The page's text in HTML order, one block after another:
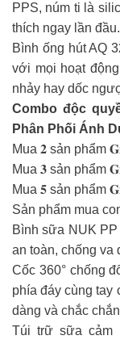
PPS, núm ti là
thích ngay lần đầu.
Bình ống hút AQ
với mọi hoạt
nhảy hay dốc
Combo độc
Phân Phối Ánh
Mua 𝟐 sản phẩm
Mua 𝟑 sản phẩm
Mua 𝟓 sản phẩm
Sản phẩm mua
Bình sữa NUK
an toàn, chống va
Cốc 360° chống
phía đáy cùng tay
dàng và chắc
Túi trữ sữa cảm